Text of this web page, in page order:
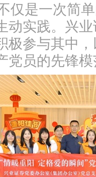
仅是一次简
动实践。兴
极参与其中
党员的先锋